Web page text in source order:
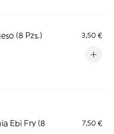
(8 Pzs.) 3,50 €
Ebi Fry (8
7,50 €